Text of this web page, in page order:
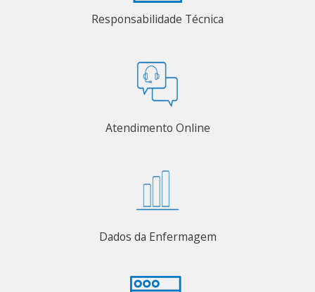
Responsabilidade Técnica
Atendimento Online
Dados da Enfermagem